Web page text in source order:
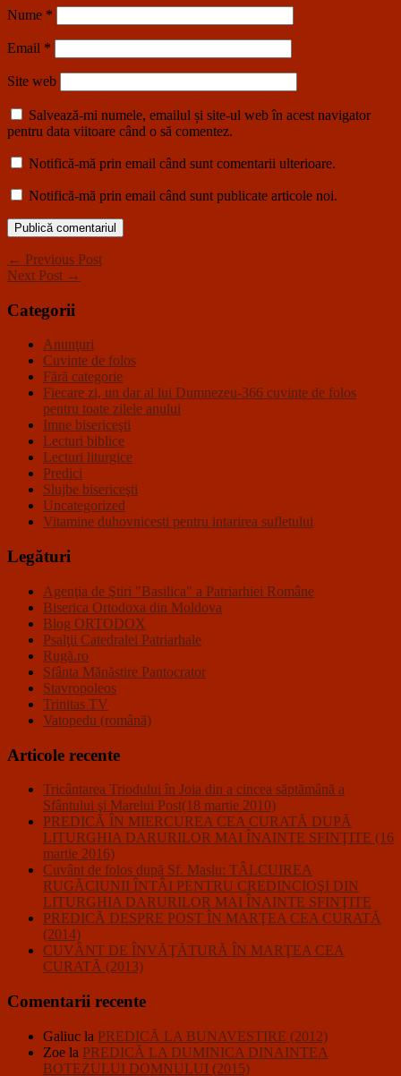
Nume *
Email *
Site web
Salvează-mi numele, emailul și site-ul web în acest navigator
pentru data viitoare când o să comentez.
Notifică-mă prin email când sunt comentarii ulterioare.
Notifică-mă prin email când sunt publicate articole noi.
← Previous Post
Next Post →
Categorii
Anunţuri
Cuvinte de folos
Fără categorie
Fiecare zi, un dar al lui Dumnezeu-366 cuvinte de folos
pentru toate zilele anului
Imne bisericeşti
Lecturi biblice
Lecturi liturgice
Predici
Slujbe bisericeşti
Uncategorized
Vitamine duhovnicesti pentru intarirea sufletului
Legături
Agenţia de Ştiri "Basilica" a Patriarhiei Române
Biserica Ortodoxa din Moldova
Blog ORTODOX
Psalţii Catedralei Patriarhale
Rugă.ro
Sfânta Mănăstire Pantocrator
Stavropoleos
Trinitas TV
Vatopedu (română)
Articole recente
Tricântarea Triodului în Joia din a cincea săptămână a
Sfântului şi Marelui Post(18 martie 2010)
PREDICĂ ÎN MIERCUREA CEA CURATĂ DUPĂ
LITURGHIA DARURILOR MAI ÎNAINTE SFINŢITE (16
martie 2016)
Cuvânt de folos după Sf. Maslu: TÂLCUIREA
RUGĂCIUNII ÎNTÂI PENTRU CREDINCIOŞI DIN
LITURGHIA DARURILOR MAI ÎNAINTE SFINŢITE
PREDICĂ DESPRE POST ÎN MARŢEA CEA CURATĂ
(2014)
CUVÂNT DE ÎNVĂŢĂTURĂ ÎN MARŢEA CEA
CURATĂ (2013)
Comentarii recente
Galiuc la PREDICĂ LA BUNAVESTIRE (2012)
Zoe la PREDICĂ LA DUMINICA DINAINTEA
BOTEZULUI DOMNULUI (2015)